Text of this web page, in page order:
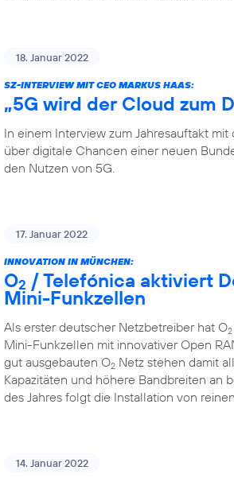
18. Januar 2022
SZ-INTERVIEW MIT CEO MARKUS HAAS:
„5G wird der Cloud zum
In einem Interview zum Jahresauftakt
über digitale Chancen einer neuen
den Nutzen von 5G.
17. Januar 2022
INNOVATION IN MÜNCHEN:
O2 / Telefónica aktiviert
Mini-Funkzellen
Als erster deutscher Netzbetreiber hat O2
Mini-Funkzellen mit innovativer Open
gut ausgebauten O2 Netz stehen damit
Kapazitäten und höhere Bandbreiten an
des Jahres folgt die Installation von
14. Januar 2022